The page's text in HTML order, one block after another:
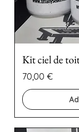
Kit ciel de
Preço
70,00 €